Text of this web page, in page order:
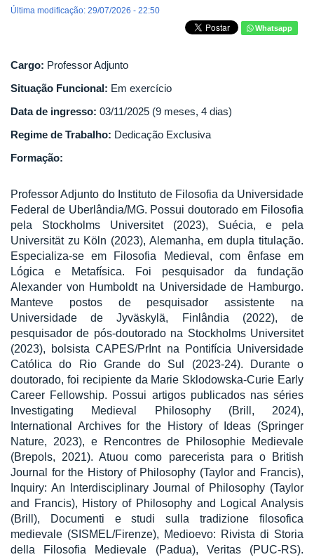
Última modificação: 29/07/2026 - 22:50
Whatsapp
Cargo: Professor Adjunto
Situação Funcional: Em exercício
Data de ingresso: 03/11/2025 (9 meses, 4 dias)
Regime de Trabalho: Dedicação Exclusiva
Formação:
Professor Adjunto do Instituto de Filosofia da Universidade
Federal de Uberlândia/MG. Possui doutorado em Filosofia
pela Stockholms Universitet (2023), Suécia, e pela
Universität zu Köln (2023), Alemanha, em dupla titulação.
Especializa-se em Filosofia Medieval, com ênfase em
Lógica e Metafísica. Foi pesquisador da fundação
Alexander von Humboldt na Universidade de Hamburgo.
Manteve postos de pesquisador assistente na
Universidade de Jyväskylä, Finlândia (2022), de
pesquisador de pós-doutorado na Stockholms Universitet
(2023), bolsista CAPES/PrInt na Pontifícia Universidade
Católica do Rio Grande do Sul (2023-24). Durante o
doutorado, foi recipiente da Marie Sklodowska-Curie Early
Career Fellowship. Possui artigos publicados nas séries
Investigating Medieval Philosophy (Brill, 2024),
International Archives for the History of Ideas (Springer
Nature, 2023), e Rencontres de Philosophie Medievale
(Brepols, 2021). Atuou como parecerista para o British
Journal for the History of Philosophy (Taylor and Francis),
Inquiry: An Interdisciplinary Journal of Philosophy (Taylor
and Francis), History of Philosophy and Logical Analysis
(Brill), Documenti e studi sulla tradizione filosofica
medievale (SISMEL/Firenze), Medioevo: Rivista di Storia
della Filosofia Medievale (Padua), Veritas (PUC-RS).